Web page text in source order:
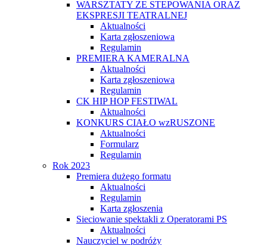
WARSZTATY ZE STEPOWANIA ORAZ
EKSPRESJI TEATRALNEJ
Aktualności
Karta zgłoszeniowa
Regulamin
PREMIERA KAMERALNA
Aktualności
Karta zgłoszeniowa
Regulamin
CK HIP HOP FESTIWAL
Aktualności
KONKURS CIAŁO wzRUSZONE
Aktualności
Formularz
Regulamin
Rok 2023
Premiera dużego formatu
Aktualności
Regulamin
Karta zgłoszenia
Sieciowanie spektakli z Operatorami PS
Aktualności
Nauczyciel w podróży